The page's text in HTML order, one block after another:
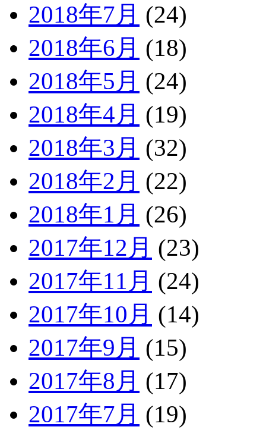
2018年7月 (24)
2018年6月 (18)
2018年5月 (24)
2018年4月 (19)
2018年3月 (32)
2018年2月 (22)
2018年1月 (26)
2017年12月 (23)
2017年11月 (24)
2017年10月 (14)
2017年9月 (15)
2017年8月 (17)
2017年7月 (19)